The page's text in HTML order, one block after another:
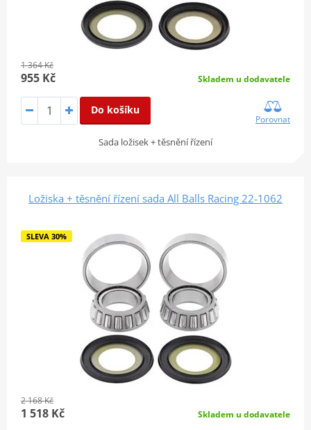
1 364 Kč
955 Kč Skladem u dodavatele
Do košíku
Porovnat
Sada ložisek + těsnění řízení
Ložiska + těsnění řízení sada All Balls Racing 22-1062
SLEVA 30%
2 168 Kč
1 518 Kč Skladem u dodavatele